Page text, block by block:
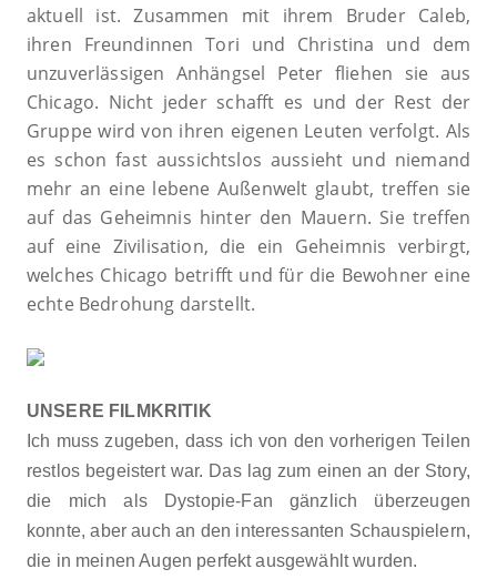
aktuell ist. Zusammen mit ihrem Bruder Caleb,
ihren Freundinnen Tori und Christina und dem
unzuverlässigen Anhängsel Peter fliehen sie aus
Chicago. Nicht jeder schafft es und der Rest der
Gruppe wird von ihren eigenen Leuten verfolgt. Als
es schon fast aussichtslos aussieht und niemand
mehr an eine lebene Außenwelt glaubt, treffen sie
auf das Geheimnis hinter den Mauern. Sie treffen
auf eine Zivilisation, die ein Geheimnis verbirgt,
welches Chicago betrifft und für die Bewohner eine
echte Bedrohung darstellt.
UNSERE FILMKRITIK
Ich muss zugeben, dass ich von den vorherigen Teilen
restlos begeistert war. Das lag zum einen an der Story,
die mich als Dystopie-Fan gänzlich überzeugen
konnte, aber auch an den interessanten Schauspielern,
die in meinen Augen perfekt ausgewählt wurden.